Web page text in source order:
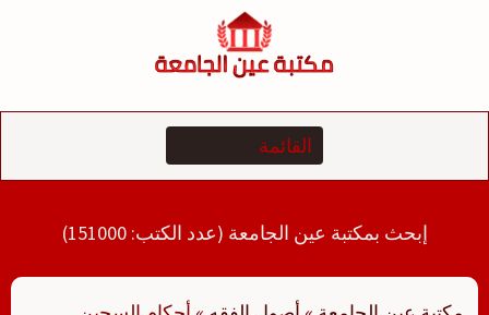
إبحث بمكتبة عين الجامعة (عدد الكتب: 151000)